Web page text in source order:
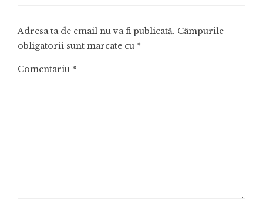
Adresa ta de email nu va fi publicată. Câmpurile
obligatorii sunt marcate cu *
Comentariu *